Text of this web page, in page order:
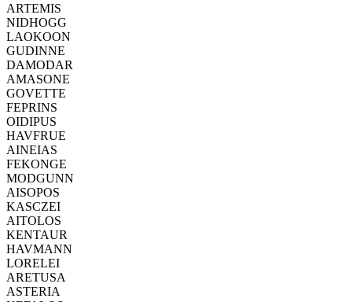
ARTEMIS
NIDHOGG
LAOKOON
GUDINNE
DAMODAR
AMASONE
GOVETTE
FEPRINS
OIDIPUS
HAVFRUE
AINEIAS
FEKONGE
MODGUNN
AISOPOS
KASCZEI
AITOLOS
KENTAUR
HAVMANN
LORELEI
ARETUSA
ASTERIA